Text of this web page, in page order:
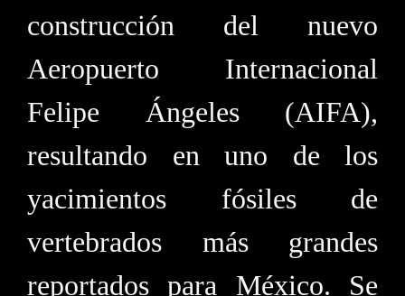
construcción del nuevo
Aeropuerto Internacional
Felipe Ángeles (AIFA),
resultando en uno de los
yacimientos fósiles de
vertebrados más grandes
reportados para México. Se